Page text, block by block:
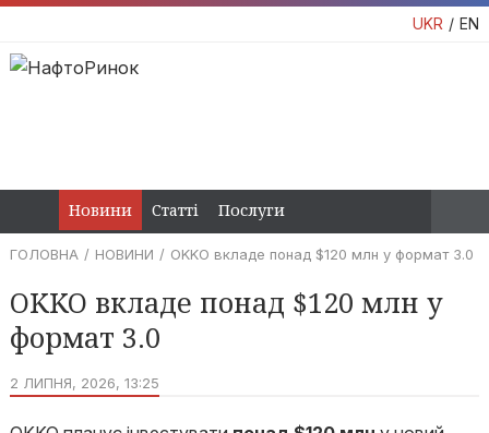
UKR EN
Новини Статті Послуги
ГОЛОВНА НОВИНИ OKKO вкладе понад $120 млн у формат 3.0
OKKO вкладе понад $120 млн у
формат 3.0
2 ЛИПНЯ, 2026, 13:25